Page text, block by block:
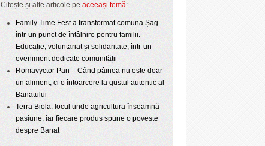
Citește și alte articole pe aceeași temă:
Family Time Fest a transformat comuna Șag
într-un punct de întâlnire pentru familii.
Educație, voluntariat și solidaritate, într-un
eveniment dedicate comunității
Romavyctor Pan – Când pâinea nu este doar
un aliment, ci o întoarcere la gustul autentic al
Banatului
Terra Biola: locul unde agricultura înseamnă
pasiune, iar fiecare produs spune o poveste
despre Banat